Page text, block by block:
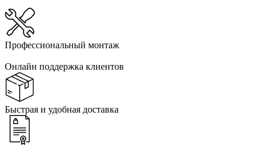
Профессиональный монтаж
Онлайн поддержка клиентов
Быстрая и удобная доставка